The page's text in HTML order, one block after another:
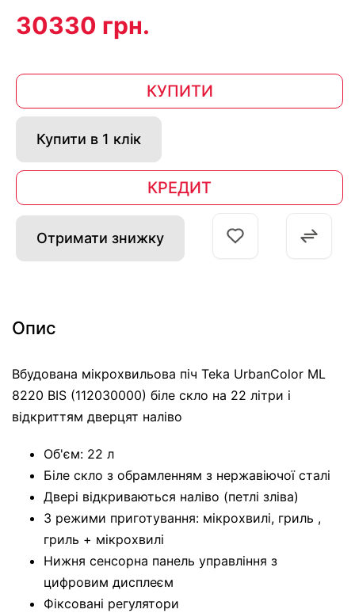
30330 грн.
КУПИТИ
Купити в 1 клік
КРЕДИТ
Отримати знижку
Опис
Вбудована мікрохвильова піч Teka UrbanColor ML
8220 BIS (112030000) біле скло на 22 літри і
відкриттям дверцят наліво
Об'єм: 22 л
Біле скло з обрамленням з нержавіючої сталі
Двері відкриваються наліво (петлі зліва)
3 режими приготування: мікрохвилі, гриль ,
гриль + мікрохвилі
Нижня сенсорна панель управління з
цифровим дисплеєм
Фіксовані регулятори